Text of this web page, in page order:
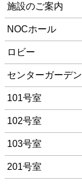
施設のご案内
NOCホール
ロビー
センターガーデン
101号室
102号室
103号室
201号室